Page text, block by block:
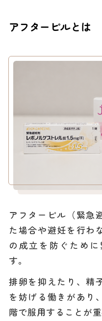
アフターピルとは
アフターピル（緊急
た場合や避妊を行わ
の成立を防ぐため
す。
排卵を抑えたり、精
を妨げる働きがあり
階で服用することが重